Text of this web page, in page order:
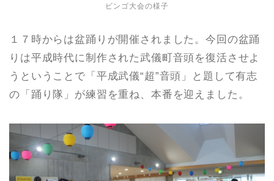
ビンゴ大会の様子
１７時からは盆踊りが開催されました。今回の盆踊
りは平成時代に制作された武儀町音頭を復活させよ
うということで「平成武儀“超”音頭」と題して有志
の「踊り隊」が練習を重ね、本番を迎えました。